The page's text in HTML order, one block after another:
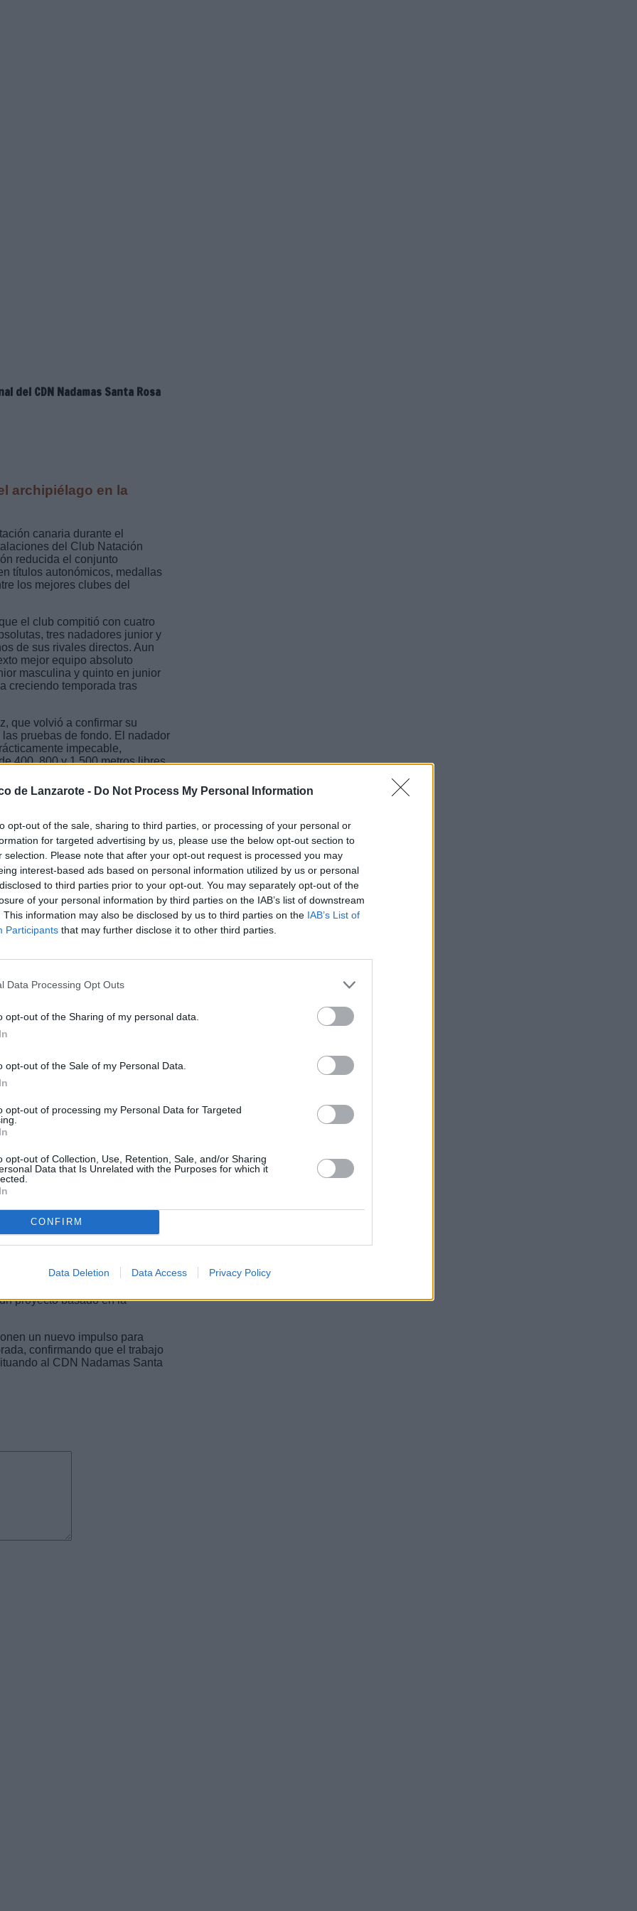
de Lanzarote - Do Not Process My Personal Information
opt-out of the sale, sharing to third parties, or processing of your personal or
for targeted advertising by us, please use the below opt-out section to
selection. Please note that after your opt-out request is processed you may
interest-based ads based on personal information utilized by us or personal
to third parties prior to your opt-out. You may separately opt-out of the
of your personal information by third parties on the IAB’s list of downstream
This information may also be disclosed by us to third parties on the IAB’s List of
Participants that may further disclose it to other third parties.
Data Processing Opt Outs
opt-out of the Sharing of my personal data.
opt-out of the Sale of my Personal Data.
opt-out of processing my Personal Data for Targeted
opt-out of Collection, Use, Retention, Sale, and/or Sharing
Data that Is Unrelated with the Purposes for which it
CONFIRM
Data Deletion Data Access Privacy Policy
del CDN Nadamas Santa Rosa
archipiélago en la
canaria durante el
del Club Natación
reducida el conjunto
títulos autonómicos, medallas
los mejores clubes del
el club compitió con cuatro
tres nadadores junior y
de sus rivales directos. Aun
mejor equipo absoluto
masculina y quinto en junior
creciendo temporada tras
que volvió a confirmar su
pruebas de fondo. El nadador
impecable,
400, 800 y 1.500 metros libres,
en las pruebas de 400, 800 y
frente a algunos de los mejores
con 718 Puntos AQUA
los nadadores de 18 años
Jaén, que volvió a dominar
nadadora del Nadamas Santa
regional absoluta en los 400,
absoluta en los 200 metros
imponiéndose en la
su excelente
de la natación canaria. Su
mejor valoración entre
de integrantes de la
fondo, finalizando cuarto en
metros libres, evidenciando un
los mejores especialistas de su
posición en los 100 metros
su medalla de bronce en los
el bronce en los 200 metros
de honor del campeonato.
equipos. El cuarteto del
relevo 4x200 metros libres,
que el equipo del 4x100
quedándose a las puertas
el campeonato volvió a poner
La entidad continúa
al trabajo constante de
proyecto basado en la
un nuevo impulso para
confirmando que el trabajo
al CDN Nadamas Santa